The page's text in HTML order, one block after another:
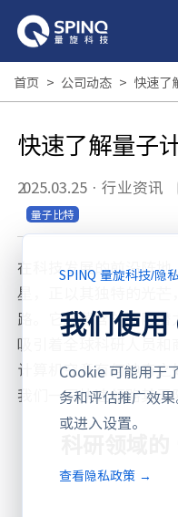
首页 > 公司动态 > 快速了
快速了解量子
2025.03.25 · 行业资讯
量子比特
在科技发展的前沿阵
星，正以其独特的光芒
路。它所蕴含的无限潜
吸引着全球科研人员
计算机究竟有何神奇
我们一同快速领略其无
SPINQ 量旋科技/隐
我们使
Cookie 可能用于
务和评估推广效
或进入设置。
查看隐私政策 →